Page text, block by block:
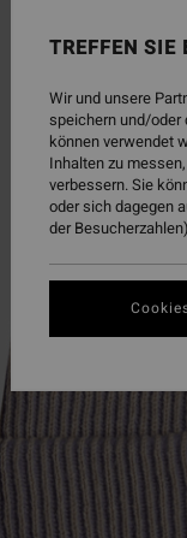
TREFFEN SIE
Wir und unsere
speichern und/oder
können verwendet
Inhalten zu
verbessern. Sie
oder sich dagegen
der